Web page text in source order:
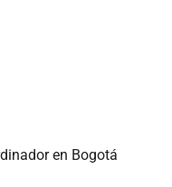
en Bogotá